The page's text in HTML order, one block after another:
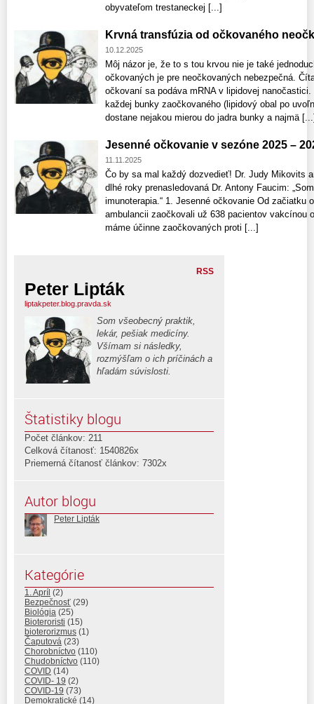
obyvateľom trestaneckej [...]
Krvná transfúzia od očkovaného
10.12.2025
Môj názor je, že to s tou krvou nie je také
očkovaných je pre neočkovaných nebezpečná.
očkovaní sa podáva mRNA v lipidovej
každej bunky zaočkovaného (lipidový obal po
dostane nejakou mierou do jadra bunky a najmä
Jesenné očkovanie v sezóne 2025 –
11.11.2025
Čo by sa mal každý dozvedieť! Dr. Judy Mikovits
dlhé roky prenasledovaná Dr. Antony Faucim:
imunoterapia.“ 1. Jesenné očkovanie Od začiatku
ambulancii zaočkovali už 638 pacientov vakcínou
máme účinne zaočkovaných proti [...]
RSS
Peter Lipták
liptakpeter.blog.pravda.sk
Som všeobecný praktik,
lekár, pešiak medicíny.
Všímam si následky,
rozmýšľam o ich príčinách a
hľadám súvislosti.
Štatistiky blogu
Počet článkov: 211
Celková čítanosť: 1540826x
Priemerná čítanosť článkov: 7302x
Autor blogu
Peter Lipták
Kategórie
1. Apríl (2)
Bezpečnosť (29)
Biológia (25)
Bioteroristi (15)
bioterorizmus (1)
Čaputová (23)
Chorobníctvo (110)
Chudobníctvo (110)
COVID (14)
COVID- 19 (2)
COVID-19 (73)
Demokratické (14)